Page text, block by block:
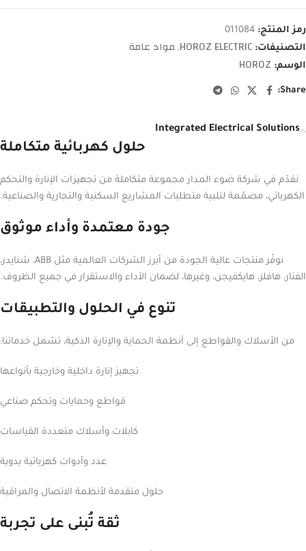
رمز المنتج: 011084
التصنيفات: HOROZ ELECTRIC
, مواد عامة
الوسم: HOROZ
Share:
Integrated Electrical Solutions
حلول كهربائية متكاملة
نقدّم في شركة ضوء المدار مجموعة متكاملة من تجهيزات الإنارة والتحكم
الكهربائي، مصمّمة لتلبية متطلبات المشاريع السكنية والتجارية والصناعية.
جودة معتمدة وأداء موثوق
نوفّر منتجات عالية الجودة من أبرز الشركات العالمية مثل ABB، شنايدر،
الفنار، هافلز، هايكفيجن، وغيرها، لضمان الأداء والاستقرار في جميع الظروف.
تنوع في الحلول والتطبيقات
من الأسلاك والقواطع إلى أنظمة الحماية والإنارة الذكية، تشمل خدماتنا:
تجهيز إنارة داخلية وخارجية بأنواعها
قواطع وحمايات وتحكم صناعي
كابلات وأسلاك متعددة القياسات
عدد وأدوات كهربائية يدوية
حلول متقدمة لأنظمة الاتصال والمراقبة
ثقة تُبنى على تجربة